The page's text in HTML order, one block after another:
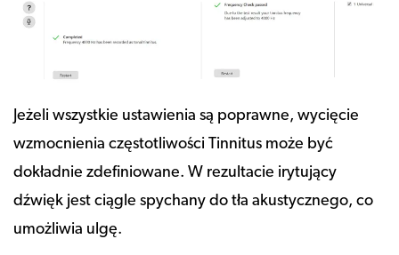
Jeżeli wszystkie ustawienia są poprawne, wycięcie
wzmocnienia częstotliwości Tinnitus może być
dokładnie zdefiniowane. W rezultacie irytujący
dźwięk jest ciągle spychany do tła akustycznego, co
umożliwia ulgę.